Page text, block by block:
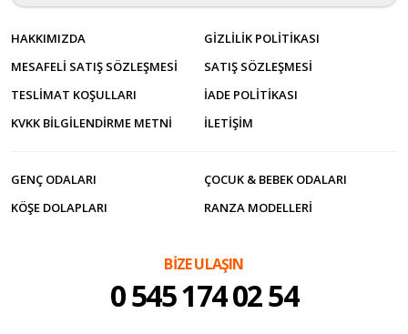
HAKKIMIZDA
GIZLILIK POLITIKASI
MESAFELI SATIŞ SÖZLEŞMESI
SATIŞ SÖZLEŞMESI
TESLIMAT KOŞULLARI
İADE POLITIKASI
KVKK BILGILENDIRME METNI
İLETİŞİM
GENÇ ODALARI
ÇOCUK & BEBEK ODALARI
KÖŞE DOLAPLARI
RANZA MODELLERI
BİZE ULAŞIN
0 545 174 02 54